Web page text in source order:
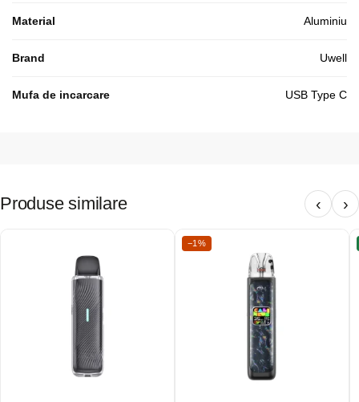
Material Aluminiu
Brand Uwell
Mufa de incarcare USB Type C
Produse similare ‹ ›
−1%